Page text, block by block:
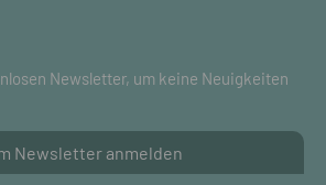
Newsletter, um keine Neuigkeiten
Newsletter anmelden